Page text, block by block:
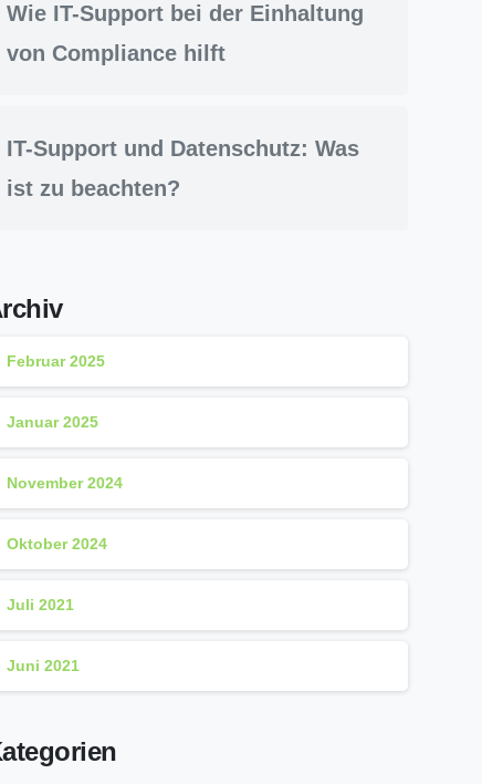
Wie IT-Support bei der Einhaltung
von Compliance hilft
IT-Support und Datenschutz: Was
ist zu beachten?
Februar 2025
Januar 2025
November 2024
Oktober 2024
Juli 2021
Juni 2021